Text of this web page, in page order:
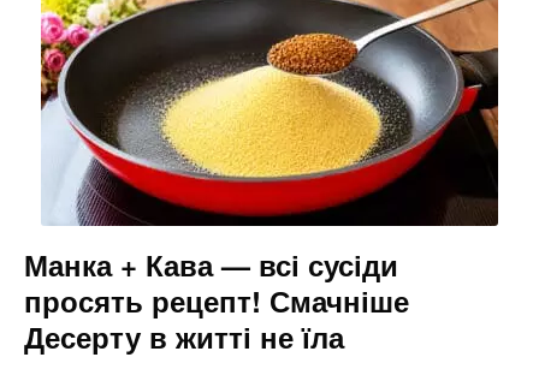
Манка + Кава — всі сусіди
просять рецепт! Смачніше
Десерту в житті не їла